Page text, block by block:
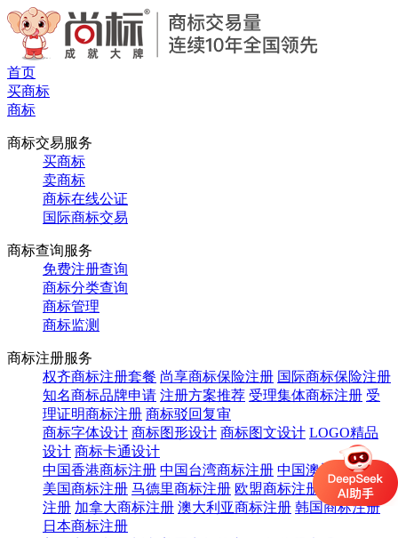
首页
买商标
商标
商标交易服务
买商标
卖商标
商标在线公证
国际商标交易
商标查询服务
免费注册查询
商标分类查询
商标管理
商标监测
商标注册服务
权齐商标注册套餐 尚享商标保险注册 国际商标保险注册
知名商标品牌申请 注册方案推荐 受理集体商标注册 受
理证明商标注册 商标驳回复审
商标字体设计 商标图形设计 商标图文设计 LOGO精品
设计 商标卡通设计
中国香港商标注册 中国台湾商标注册 中国澳门商标注册
美国商标注册 马德里商标注册 欧盟商标注册
英国商标
注册 加拿大商标注册 澳大利亚商标注册 韩国商标注册
日本商标注册